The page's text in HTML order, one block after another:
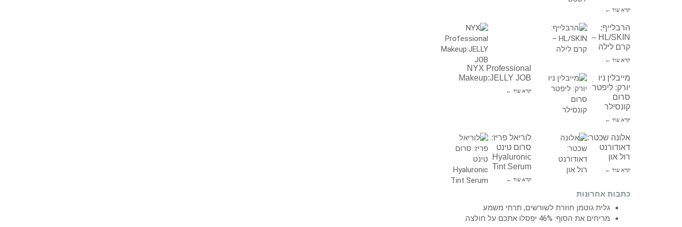
קרא עוד ←
NYX Professional
Makeup:JELLY JOB
קרא עוד ←
הרבלייף:
HL/SKIN –
קרם לילה
קרא עוד ←
מייבלין ניו
יורק: ליפטר
סרום
קונסילר
קרא עוד ←
לוריאל פריז:
סרום טינט
Hyaluronic
Tint Serum
קרא עוד ←
אלונה שכטר:
דאודורנט
רול און
קרא עוד ←
כתבות אחרונות
גלית גוטמן חוזרת לשורשים, תרתי משמע
מריחים את הסוף: 46% יפסלו אתכם על חולצה